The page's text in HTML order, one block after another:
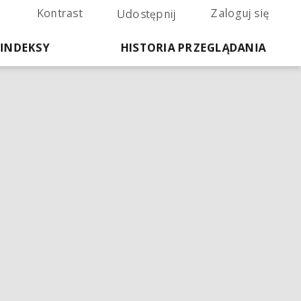
Kontrast Udostępnij Zaloguj się
INDEKSY HISTORIA PRZEGLĄDANIA